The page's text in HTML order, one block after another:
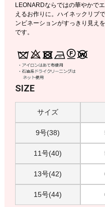
LEONARDならではの華やかで
えるお作りに。ハイネックリブ
ンビネーションがすっきり見え
です。
SIZE
サイズ
9号(38)
11号(40)
13号(42)
15号(44)